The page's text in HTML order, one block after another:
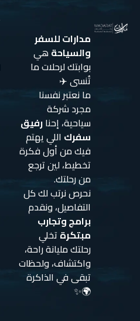
مدارات للسفر
والسياحة هي
بوابتك لرحلات ما
تُنسى ✈️
ما نعتبر نفسنا
مجرد شركة
سياحية، إحنارفيق
سفرك اللي يهتم
فيك من أول فكرة
تخطيط، لين ترجع
من رحلتك.
نحرص نرتب لك كل
التفاصيل، ونقدم
برامج وتجارب
مبتكرة تخلي
رحلتك مليانة راحة،
واكتشاف، ولحظات
تبقى في الذاكرة
🌍✨